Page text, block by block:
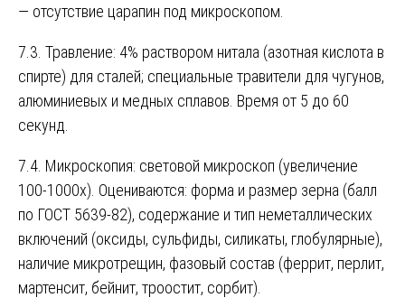
— отсутствие царапин под микроскопом.
7.3. Травление: 4% раствором нитала (азотная кислота в
спирте) для сталей; специальные травители для чугунов,
алюминиевых и медных сплавов. Время от 5 до 60
секунд.
7.4. Микроскопия: световой микроскоп (увеличение
100-1000х). Оцениваются: форма и размер зерна (балл
по ГОСТ 5639-82), содержание и тип неметаллических
включений (оксиды, сульфиды, силикаты, глобулярные),
наличие микротрещин, фазовый состав (феррит, перлит,
мартенсит, бейнит, троостит, сорбит).